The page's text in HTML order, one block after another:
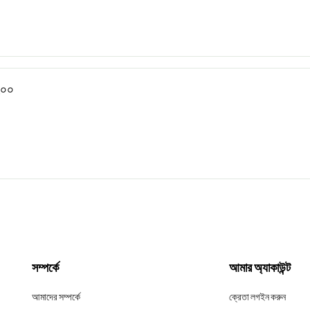
সম্পর্কে
আমাদের সম্পর্কে
আমার অ্যাকাউন্ট
ক্রেতা লগইন করুন